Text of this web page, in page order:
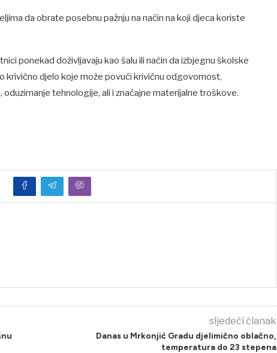
da obrate posebnu pažnju na način na koji djeca koriste
ponekad doživljavaju kao šalu ili način da izbjegnu školske
krivično djelo koje može povući krivičnu odgovornost,
tehnologije, ali i značajne materijalne troškove.
sljedeći članak
Danas u Mrkonjić Gradu djelimično oblačno,
temperatura do 23 stepena